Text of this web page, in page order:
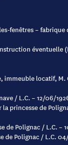
fenêtres –
éventuelle
immeuble locatif, M.
/ L.C. – 12/06/
princesse de
de Polignac / L.C. –
de Polignac / L.C.